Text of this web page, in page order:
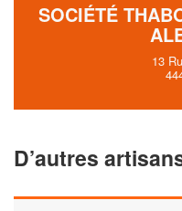
SOCIÉTÉ
13
D’autres